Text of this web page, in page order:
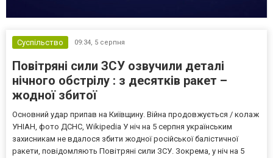
Суспільство 09:34, 5 серпня
Повітряні сили ЗСУ озвучили деталі
нічного обстрілу : з десятків ракет –
жодної збитої
Основний удар припав на Київщину. Війна продовжується / колаж
УНІАН, фото ДСНС, Wikipedia У ніч на 5 серпня українським
захисникам не вдалося збити жодної російської балістичної
ракети, повідомляють Повітряні сили ЗСУ. Зокрема, у ніч на 5